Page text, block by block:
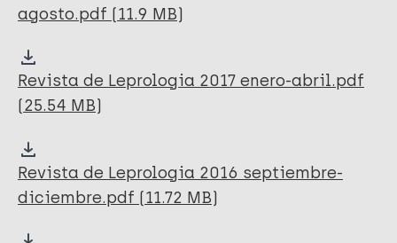
agosto.pdf (11.9 MB)
Revista de Leprologia 2017 enero-abril.pdf
(25.54 MB)
Revista de Leprologia 2016 septiembre-
diciembre.pdf (11.72 MB)